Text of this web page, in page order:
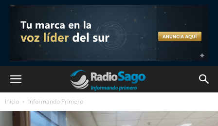
Inicio Informando Primero